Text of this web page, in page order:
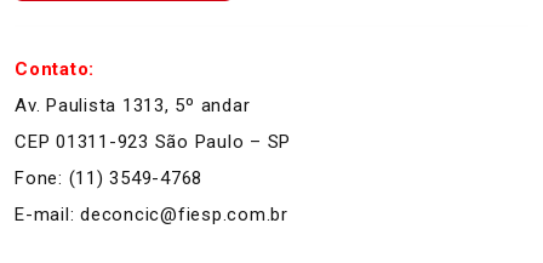
Contato:
Av. Paulista 1313, 5º andar
CEP 01311-923 São Paulo – SP
Fone: (11) 3549-4768
E-mail: deconcic@fiesp.com.br